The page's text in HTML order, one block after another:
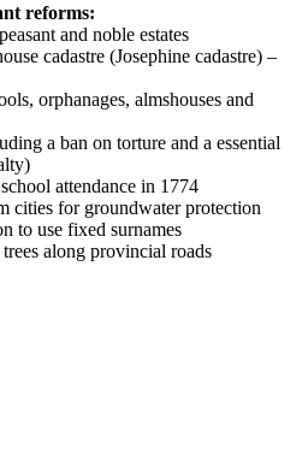
reforms:
and noble estates
cadastre (Josephine cadastre) –
orphanages, almshouses and
a ban on torture and a essential
attendance in 1774
cities for groundwater protection
to use fixed surnames
along provincial roads